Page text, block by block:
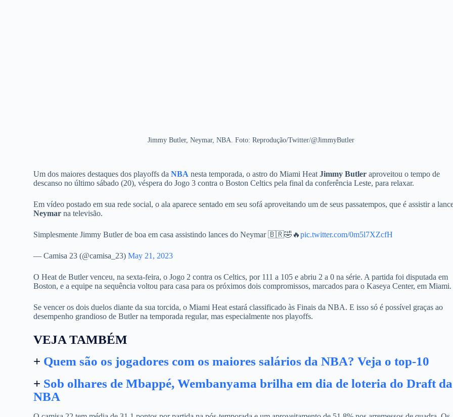
Jimmy Butler, Neymar, NBA. Foto: Reprodução/Twitter/@JimmyButler
Um dos maiores destaques dos playoffs daNBA nesta temporada, o astro do Miami HeatJimmy Butler aproveitou o tempo de
descanso no último sábado (20), véspera do Jogo 3 contra o Boston Celtics pela final da conferência Leste, para relaxar.
Em vídeo postado em sua rede social, o ala aparece sentado em seu sofá aproveitando um de seus passatempos, que é assistir a
Neymar na televisão.
Simplesmente Jimmy Butler de boa em casa assistindo lances do Neymar 🇧🇷🤣🔥pic.twitter.com/0m5l7XZcfH
— Camisa 23 (@camisa_23)May 21, 2023
O Heat de Butler venceu, na sexta-feira, o Jogo 2 contra os Celtics, por 111 a 105 e abriu 2 a 0 na série. A partida foi disputada em
Boston, e a equipe na sequência voltou para casa para os próximos dois compromissos, marcados para o Kaseya Center, em Miami.
Se vencer os dois duelos diante da sua torcida, o Miami Heat estará classificado às Finais da NBA. E isso só é possível graças ao
desempenho grandioso de Butler na temporada regular, mas especialmente nos playoffs.
VEJA TAMBÉM
+ Quem são os jogadores com os maiores salários da NBA? Veja o top-10
+ Sob olhares de Mbappé, Wembanyama brilha em dia de loteria do Draft da
NBA